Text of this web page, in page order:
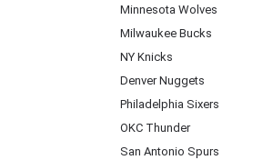
Minnesota Wolves
Milwaukee Bucks
NY Knicks
Denver Nuggets
Philadelphia Sixers
OKC Thunder
San Antonio Spurs